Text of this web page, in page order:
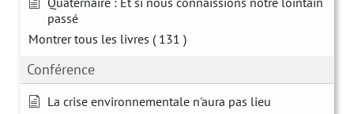
passé
Montrer tous les livres ( 131 )
Conférence
La crise environnementale n'aura pas lieu